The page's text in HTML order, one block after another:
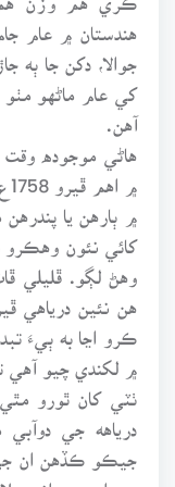
هندستان ۾ عام
جوالا، دکن جا ٻه
کي عام ماڻهو مٺو
آهن.
هاڻي موجوده
۾ ٻارهن يا پندرهن
کائي نئون وهڪرو
وهڻ لڳو.
هن نئين درياهي
۾ لکندي چيو آهي
ٺٽي کان ٿورو
درياهه جي
جيڪو ڪڏهن ان
جي اهم ميداني